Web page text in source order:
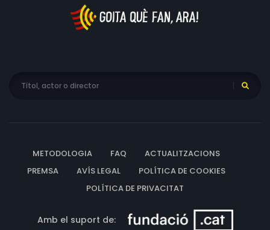
METODOLOGIA FAQ
ACTUALITZACIONS
PREMSA
AVÍS LEGAL
POLÍTICA DE COOKIES
POLÍTICA DE PRIVACITAT
Amb el suport de: